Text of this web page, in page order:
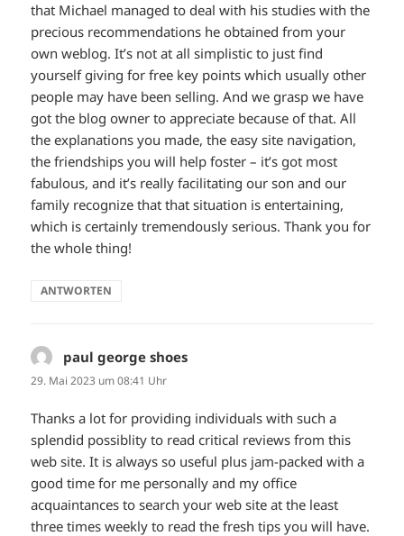
that Michael managed to deal with his studies with the
precious recommendations he obtained from your
own weblog. It’s not at all simplistic to just find
yourself giving for free key points which usually other
people may have been selling. And we grasp we have
got the blog owner to appreciate because of that. All
the explanations you made, the easy site navigation,
the friendships you will help foster – it’s got most
fabulous, and it’s really facilitating our son and our
family recognize that that situation is entertaining,
which is certainly tremendously serious. Thank you for
the whole thing!
ANTWORTEN
paul george shoes
29. Mai 2023 um 08:41 Uhr
Thanks a lot for providing individuals with such a
splendid possiblity to read critical reviews from this
web site. It is always so useful plus jam-packed with a
good time for me personally and my office
acquaintances to search your web site at the least
three times weekly to read the fresh tips you will have.